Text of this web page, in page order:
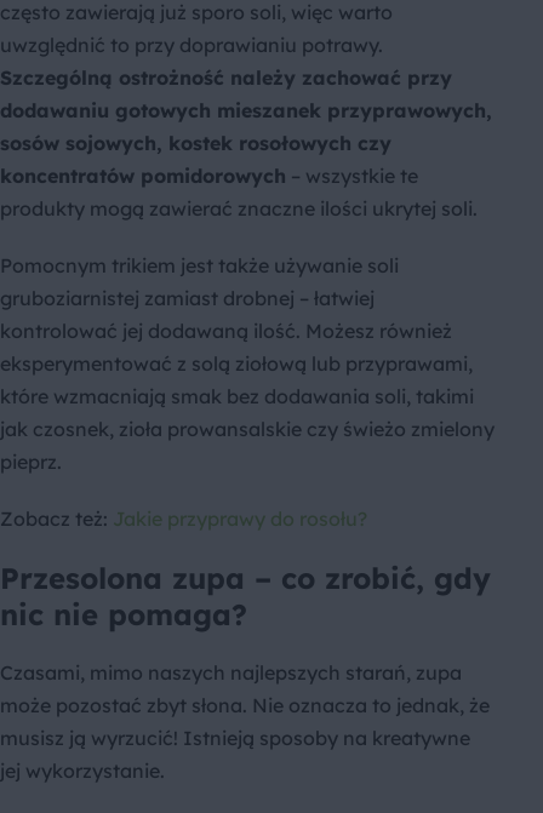
często zawierają już sporo soli, więc warto
uwzględnić to przy doprawianiu potrawy.
Szczególną ostrożność należy zachować przy
dodawaniu gotowych mieszanek przyprawowych,
sosów sojowych, kostek rosołowych czy
koncentratów pomidorowych – wszystkie te
produkty mogą zawierać znaczne ilości ukrytej soli.
Pomocnym trikiem jest także używanie soli
gruboziarnistej zamiast drobnej – łatwiej
kontrolować jej dodawaną ilość. Możesz również
eksperymentować z solą ziołową lub przyprawami,
które wzmacniają smak bez dodawania soli, takimi
jak czosnek, zioła prowansalskie czy świeżo zmielony
pieprz.
Zobacz też: Jakie przyprawy do rosołu?
Przesolona zupa – co zrobić, gdy
nic nie pomaga?
Czasami, mimo naszych najlepszych starań, zupa
może pozostać zbyt słona. Nie oznacza to jednak, że
musisz ją wyrzucić! Istnieją sposoby na kreatywne
jej wykorzystanie.